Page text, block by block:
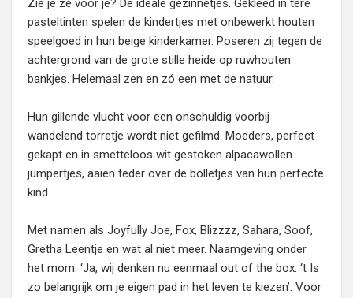
Zie je ze voor je? De ideale gezinnetjes. Gekleed in tere
pasteltinten spelen de kindertjes met onbewerkt houten
speelgoed in hun beige kinderkamer. Poseren zij tegen de
achtergrond van de grote stille heide op ruwhouten
bankjes. Helemaal zen en zó een met de natuur.
Hun gillende vlucht voor een onschuldig voorbij
wandelend torretje wordt niet gefilmd. Moeders, perfect
gekapt en in smetteloos wit gestoken alpacawollen
jumpertjes, aaien teder over de bolletjes van hun perfecte
kind.
Met namen als Joyfully Joe, Fox, Blizzzz, Sahara, Soof,
Gretha Leentje en wat al niet meer. Naamgeving onder
het mom: ‘Ja, wij denken nu eenmaal out of the box. ‘t Is
zo belangrijk om je eigen pad in het leven te kiezen’. Voor